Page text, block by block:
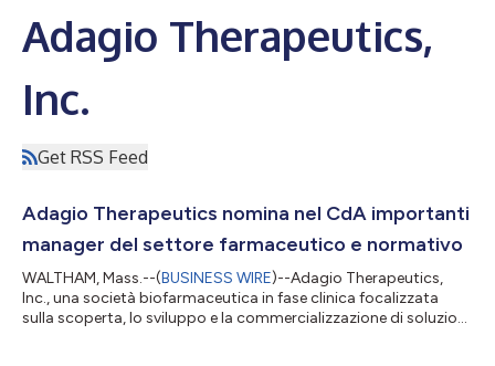
Adagio Therapeutics,
Inc.
Get RSS Feed
Adagio Therapeutics nomina nel CdA importanti
manager del settore farmaceutico e normativo
WALTHAM, Mass.--(BUSINESS WIRE)--Adagio Therapeutics,
Inc., una società biofarmaceutica in fase clinica focalizzata
sulla scoperta, lo sviluppo e la commercializzazione di soluzioni